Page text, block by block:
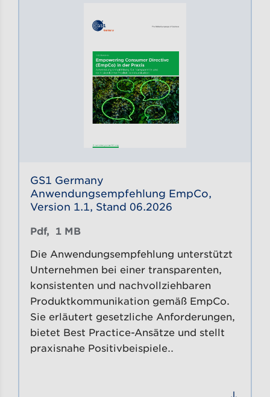
GS1 Germany
Anwendungsempfehlung EmpCo,
Version 1.1, Stand 06.2026
Pdf, 1 MB
Die Anwendungsempfehlung unterstützt
Unternehmen bei einer transparenten,
konsistenten und nachvollziehbaren
Produktkommunikation gemäß EmpCo.
Sie erläutert gesetzliche Anforderungen,
bietet Best Practice-Ansätze und stellt
praxisnahe Positivbeispiele…